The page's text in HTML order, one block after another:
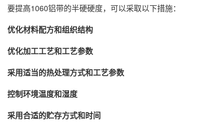
要提高1060铝带的半硬硬度，可以采取以下措施：
优化材料配方和组织结构
优化加工工艺和工艺参数
采用适当的热处理方式和工艺参数
控制环境温度和湿度
采用合适的贮存方式和时间